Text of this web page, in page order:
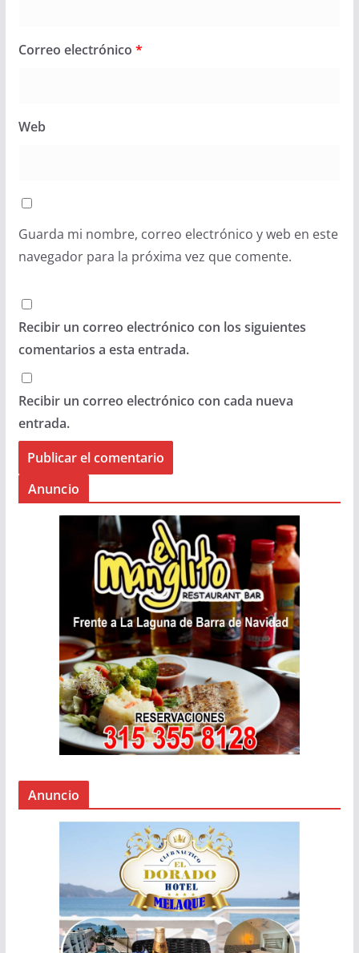
Correo electrónico *
Web
Guarda mi nombre, correo electrónico y web en este
navegador para la próxima vez que comente.
Recibir un correo electrónico con los siguientes
comentarios a esta entrada.
Recibir un correo electrónico con cada nueva
entrada.
Anuncio
Anuncio